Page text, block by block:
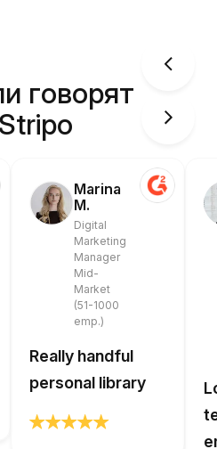
говорят
Marina
M.
Digital
Marketing
Manager
Mid-
Market
(51-1000
emp.)
Really handful
personal library